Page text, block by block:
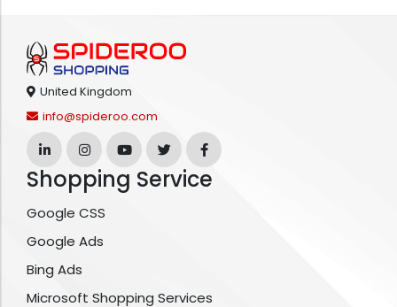
United Kingdom
info@spideroo.com
Shopping Service
Google CSS
Google Ads
Bing Ads
Microsoft Shopping Services